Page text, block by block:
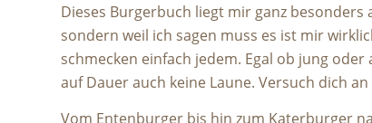
Dieses Burgerbuch liegt mir ganz
sondern weil ich sagen muss es ist mir
schmecken einfach jedem. Egal ob jung
auf Dauer auch keine Laune. Versuch dich
Vom Entenburger bis hin zum Katerburger